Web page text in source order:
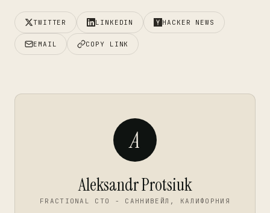
TWITTER LINKEDIN HACKER NEWS
EMAIL COPY LINK
A
Aleksandr Protsiuk
FRACTIONAL CTO - САННИВЕЙЛ, КАЛИФОРНИЯ